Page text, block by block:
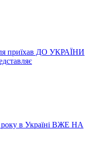
приїхав ДО УКРАЇНИ
в Україні ВЖЕ НА